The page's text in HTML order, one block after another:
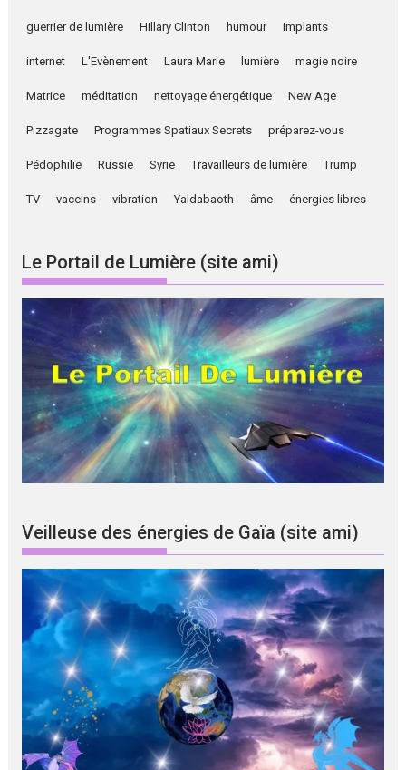
guerrier de lumière Hillary Clinton humour implants
internet L'Evènement Laura Marie lumière magie noire
Matrice méditation nettoyage énergétique New Age
Pizzagate Programmes Spatiaux Secrets préparez-vous
Pédophilie Russie Syrie Travailleurs de lumière Trump
TV vaccins vibration Yaldabaoth âme énergies libres
Le Portail de Lumière (site ami)
Veilleuse des énergies de Gaïa (site ami)